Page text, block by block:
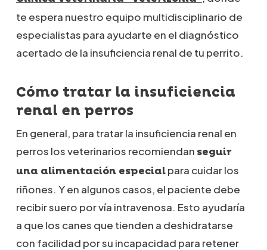
te espera nuestro equipo multidisciplinario de
especialistas para ayudarte en el diagnóstico
acertado de la insuficiencia renal de tu perrito.
Cómo tratar la insuficiencia
renal en perros
En general, para tratar la insuficiencia renal en
perros los veterinarios recomiendan seguir
una alimentación especialpara cuidar los
riñones. Y en algunos casos, el paciente debe
recibir suero por vía intravenosa. Esto ayudaría
a que los canes que tienden a deshidratarse
con facilidad por su incapacidad para retener